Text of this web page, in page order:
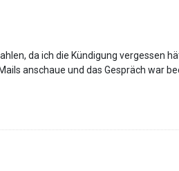
da ich die Kündigung vergessen
anschaue und das Gespräch war